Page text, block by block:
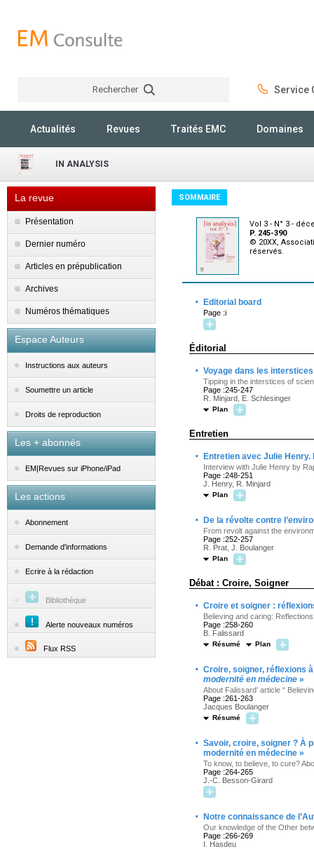
Rechercher Service
Actualités Revues Traités EMC Domaines
IN ANALYSIS
La revue
Présentation
Dernier numéro
Articles en prépublication
Archives
Numéros thématiques
Espace Auteurs
Instructions aux auteurs
Soumettre un article
Droits de reproduction
Les + abonnés
EM|Revues sur iPhone/iPad
Les actions
Abonnement
Demande d'informations
Ecrire à la rédaction
Bibliothèque
Alerte nouveaux numéros
Flux RSS
SOMMAIRE
Vol 3 - N° 3 -
P. 245-390
© 20XX,
réservés.
· Editorial board
Page :i
Éditorial
· Voyage dans les
Tipping in the interstices of
Page :245-247
R. Minjard, E. Schlesinger
Plan
Entretien
· Entretien avec Julie
Interview with Julie Henry by
Page :248-251
J. Henry, R. Minjard
Plan
· De la révolte contre
From revolt against the
Page :252-257
R. Prat, J. Boulanger
Plan
Débat : Croire, Soigner
· Croire et soigner :
Believing and caring:
Page :258-260
B. Falissard
Résumé Plan
· Croire, soigner, réflexions
modernité en médecine »
About Falissard’ article “
Page :261-263
Jacques Boulanger
Résumé
· Savoir, croire, soigner ? À
modernité en médecine »
To know, to believe, to cure?
Page :264-265
J.-C. Besson-Girard
· Notre connaissance de
Our knowledge of the Other
Page :266-269
I. Hasdeu